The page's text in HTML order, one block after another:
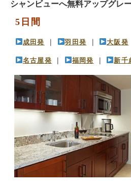
シャンビューへ無料アップグレ
5日間
成田発 羽田発 大阪発
名古屋発 福岡発 新千